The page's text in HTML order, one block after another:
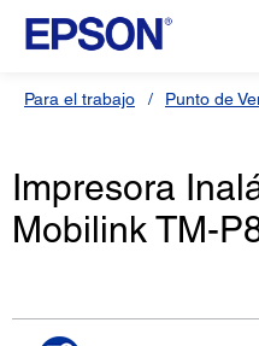
Para el trabajo Punto de
Impresora
Mobilink TM-